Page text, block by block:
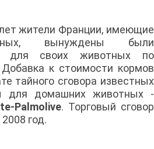
жители Франции, имеющие
вынуждены были
для своих животных по
к стоимости кормов
тайного сговора известных
для домашних животных -
Palmolive. Торговый сговор
год.